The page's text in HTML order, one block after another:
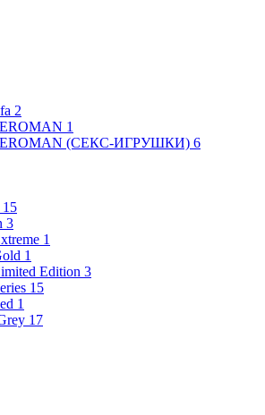
2
1
EROMAN (СЕКС-ИГРУШКИ) 6
15
3
1
1
Edition 3
15
1
17